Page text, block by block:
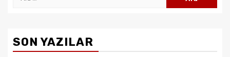
SON YAZILAR